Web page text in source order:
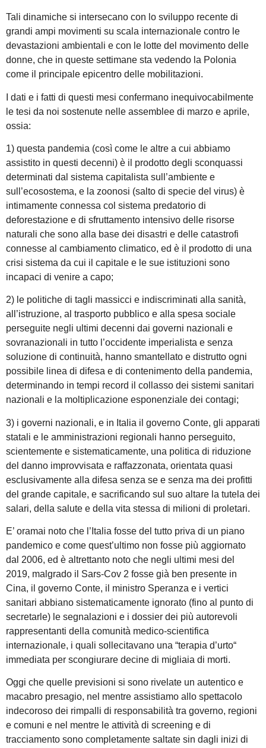
Tali dinamiche si intersecano con lo sviluppo recente di
grandi ampi movimenti su scala internazionale contro le
devastazioni ambientali e con le lotte del movimento delle
donne, che in queste settimane sta vedendo la Polonia
come il principale epicentro delle mobilitazioni.
I dati e i fatti di questi mesi confermano inequivocabilmente
le tesi da noi sostenute nelle assemblee di marzo e aprile,
ossia:
1) questa pandemia (così come le altre a cui abbiamo
assistito in questi decenni) è il prodotto degli sconquassi
determinati dal sistema capitalista sull’ambiente e
sull’ecosostema, e la zoonosi (salto di specie del virus) è
intimamente connessa col sistema predatorio di
deforestazione e di sfruttamento intensivo delle risorse
naturali che sono alla base dei disastri e delle catastrofi
connesse al cambiamento climatico, ed è il prodotto di una
crisi sistema da cui il capitale e le sue istituzioni sono
incapaci di venire a capo;
2) le politiche di tagli massicci e indiscriminati alla sanità,
all’istruzione, al trasporto pubblico e alla spesa sociale
perseguite negli ultimi decenni dai governi nazionali e
sovranazionali in tutto l’occidente imperialista e senza
soluzione di continuità, hanno smantellato e distrutto ogni
possibile linea di difesa e di contenimento della pandemia,
determinando in tempi record il collasso dei sistemi sanitari
nazionali e la moltiplicazione esponenziale dei contagi;
3) i governi nazionali, e in Italia il governo Conte, gli apparati
statali e le amministrazioni regionali hanno perseguito,
scientemente e sistematicamente, una politica di riduzione
del danno improvvisata e raffazzonata, orientata quasi
esclusivamente alla difesa senza se e senza ma dei profitti
del grande capitale, e sacrificando sul suo altare la tutela dei
salari, della salute e della vita stessa di milioni di proletari.
E’ oramai noto che l’Italia fosse del tutto priva di un piano
pandemico e come quest’ultimo non fosse più aggiornato
dal 2006, ed è altrettanto noto che negli ultimi mesi del
2019, malgrado il Sars-Cov 2 fosse già ben presente in
Cina, il governo Conte, il ministro Speranza e i vertici
sanitari abbiano sistematicamente ignorato (fino al punto di
secretarle) le segnalazioni e i dossier dei più autorevoli
rappresentanti della comunità medico-scientifica
internazionale, i quali sollecitavano una “terapia d’urto“
immediata per scongiurare decine di migliaia di morti.
Oggi che quelle previsioni si sono rivelate un autentico e
macabro presagio, nel mentre assistiamo allo spettacolo
indecoroso dei rimpalli di responsabilità tra governo, regioni
e comuni e nel mentre le attività di screening e di
tracciamento sono completamente saltate sin dagli inizi di